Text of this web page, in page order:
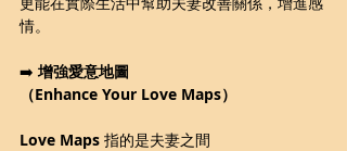
情。
➡️ 增強愛意地圖
（Enhance Your Love Maps）
Love Maps 指的是夫妻之間